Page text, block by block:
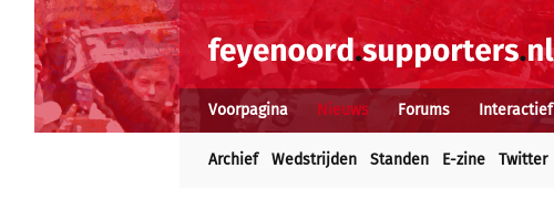
Voorpagina Nieuws Forums Interactief
Archief Wedstrijden Standen E-zine Twitter